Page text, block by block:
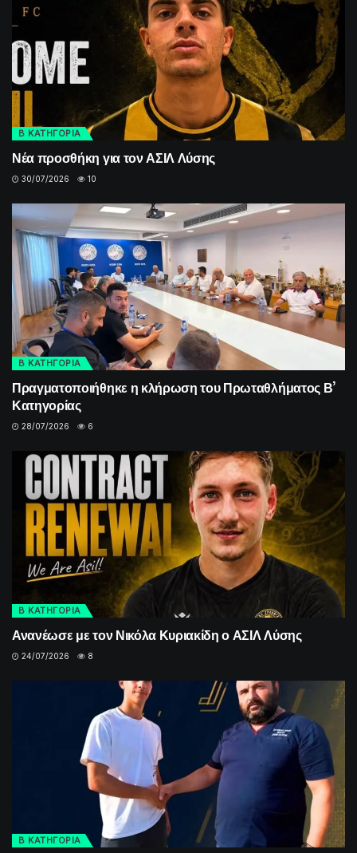
Β ΚΑΤΗΓΟΡΙΑ
Νέα προσθήκη για τον ΑΣΙΛ Λύσης
30/07/2026 10
Β ΚΑΤΗΓΟΡΙΑ
Πραγματοποιήθηκε η κλήρωση του Πρωταθλήματος Β’
Κατηγορίας
28/07/2026 6
Β ΚΑΤΗΓΟΡΙΑ
Ανανέωσε με τον Νικόλα Κυριακίδη ο ΑΣΙΛ Λύσης
24/07/2026 8
Β ΚΑΤΗΓΟΡΙΑ